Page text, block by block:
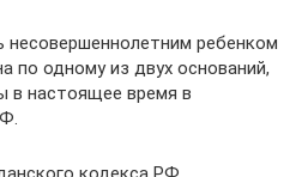
несовершеннолетним ребенком
по одному из двух оснований,
в настоящее время в